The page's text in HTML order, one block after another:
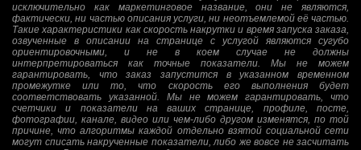
исключительно как маркетинговое название, они не являются,
фактически, ни частью описания услуги, ни неотъемлемой её частью.
Такие характеристики как скорость накрутки и время запуска заказа,
озвученные в описании на странице с услугой являются сугубо
ориентировочными, и не в коем случае не должны
интерпретироваться как точные показатели. Мы не можем
гарантировать, что заказ запустится в указанном временном
промежутке или то, что скорость его выполнения будет
соответствовать указанной. Мы не можем гарантировать, что
счетчики и показатели на ваших странице, профиле, посте,
фотографии, канале, видео или чем-либо другом изменятся, по той
причине, что алгоритмы каждой отдельно взятой социальной сети
могут списать накрученные показатели, либо же вовсе не засчитать